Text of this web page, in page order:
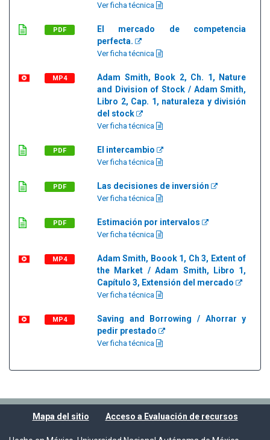
Ver ficha técnica
PDF
El mercado de competencia
perfecta.
Ver ficha técnica
MP4
Adam Smith, Book 2, Ch. 1, Nature
and Division of Stock / Adam Smith,
Libro 2, Cap. 1, naturaleza y división
del stock
Ver ficha técnica
PDF El intercambio
Ver ficha técnica
PDF Las decisiones de inversión
Ver ficha técnica
PDF Estimación por intervalos
Ver ficha técnica
MP4
Adam Smith, Boook 1, Ch 3, Extent of
the Market / Adam Smith, Libro 1,
Capítulo 3, Extensión del mercado
Ver ficha técnica
MP4
Saving and Borrowing / Ahorrar y
pedir prestado
Ver ficha técnica
Mapa del sitio Acceso a Evaluación de recursos